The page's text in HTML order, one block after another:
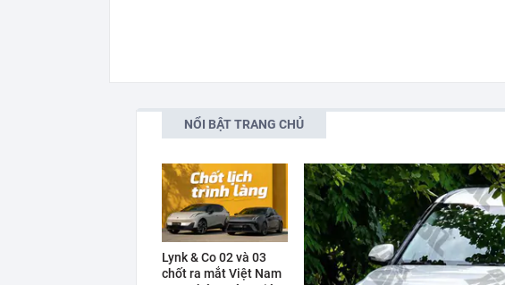
NỔI BẬT TRANG CHỦ
Lynk & Co 02 và 03
chốt ra mắt Việt Nam